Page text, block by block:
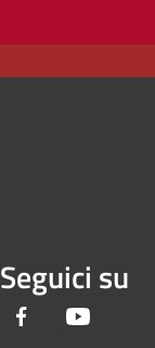
Seguici su
Facebook